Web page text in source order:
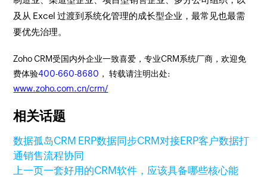
及从 Excel 过渡到系统化管理的成长型企业，最常见也最需
要优先治理。
Zoho CRM受国内外企业一致喜爱，专业CRM系统厂商，欢迎免
费体验400-660-8680 ， 转载请注明出处:
www.zoho.com.cn/crm/
相关话题
数据孤岛CRM ERP数据同步CRM对接ERP客户数据打
通销售流程协同
上一页一套好用的CRM软件，应该具备哪些核心能